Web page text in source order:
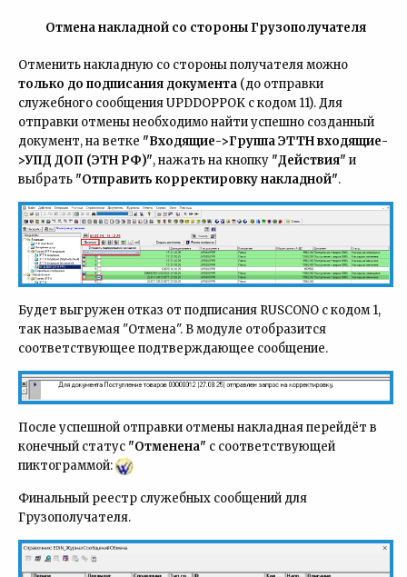
Отмена накладной со стороны Грузополучателя
Отменить накладную со стороны получателя можно
только до подписания документа (до отправки
служебного сообщения UPDDOPPOK с кодом 11). Для
отправки отмены необходимо найти успешно созданный
документ, на ветке "Входящие->Группа ЭТТН входящие-
>УПД ДОП (ЭТН РФ)", нажать на кнопку "Действия" и
выбрать "Отправить корректировку накладной".
Будет выгружен отказ от подписания RUSCONO с кодом 1,
так называемая "Отмена". В модуле отобразится
соответствующее подтверждающее сообщение.
После успешной отправки отмены накладная перейдёт в
конечный статус "Отменена" с соответствующей
пиктограммой:
Финальный реестр служебных сообщений для
Грузополучателя.